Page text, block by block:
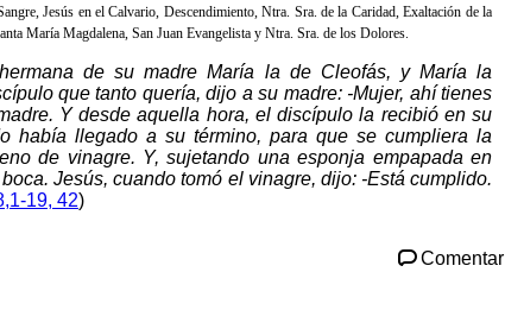
Comentar
Jesús en el Calvario, Descendimiento, Ntra. Sra. de la Caridad, Exaltación de la
María Magdalena, San Juan Evangelista y Ntra. Sra. de los Dolores.
de su madre María la de Cleofás, y María la
que tanto quería, dijo a su madre: -Mujer, ahí tienes
Y desde aquella hora, el discípulo la recibió en su
había llegado a su término, para que se cumpliera la
de vinagre. Y, sujetando una esponja empapada en
Jesús, cuando tomó el vinagre, dijo: -Está cumplido.
19, 42)